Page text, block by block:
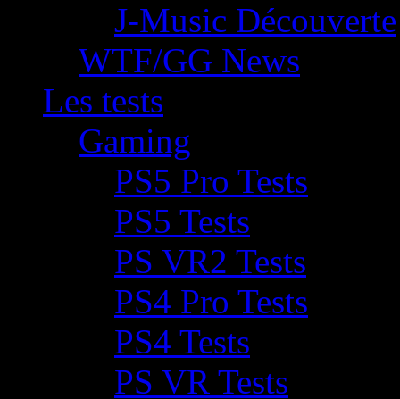
J-Music Découverte
WTF/GG News
Les tests
Gaming
PS5 Pro Tests
PS5 Tests
PS VR2 Tests
PS4 Pro Tests
PS4 Tests
PS VR Tests